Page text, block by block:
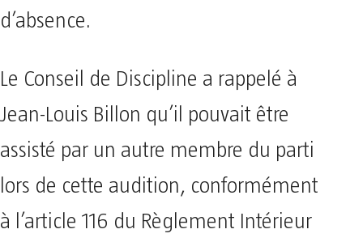
d’absence.
Le Conseil de Discipline a rappelé à
Jean-Louis Billon qu’il pouvait être
assisté par un autre membre du parti
lors de cette audition, conformément
à l’article 116 du Règlement Intérieur